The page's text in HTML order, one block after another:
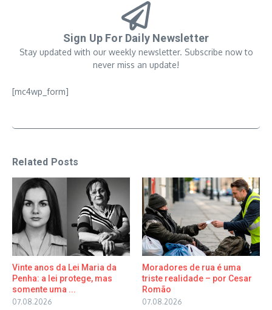
Sign Up For Daily Newsletter
Stay updated with our weekly newsletter. Subscribe now to
never miss an update!
[mc4wp_form]
Related Posts
Vinte anos da Lei Maria da
Penha: a lei protege, mas
somente uma ...
07.08.2026
Moradores de rua é uma
triste realidade – por Cesar
Romão
07.08.2026